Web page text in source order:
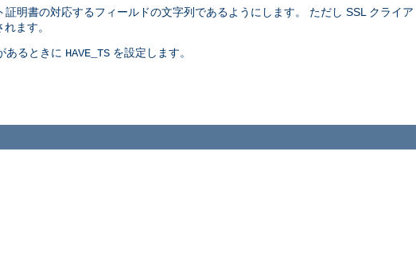
明書の対応するフィールドの文字列であるようにします。 ただし SSL クライア
ます。
あるときに HAVE_TS を設定します。